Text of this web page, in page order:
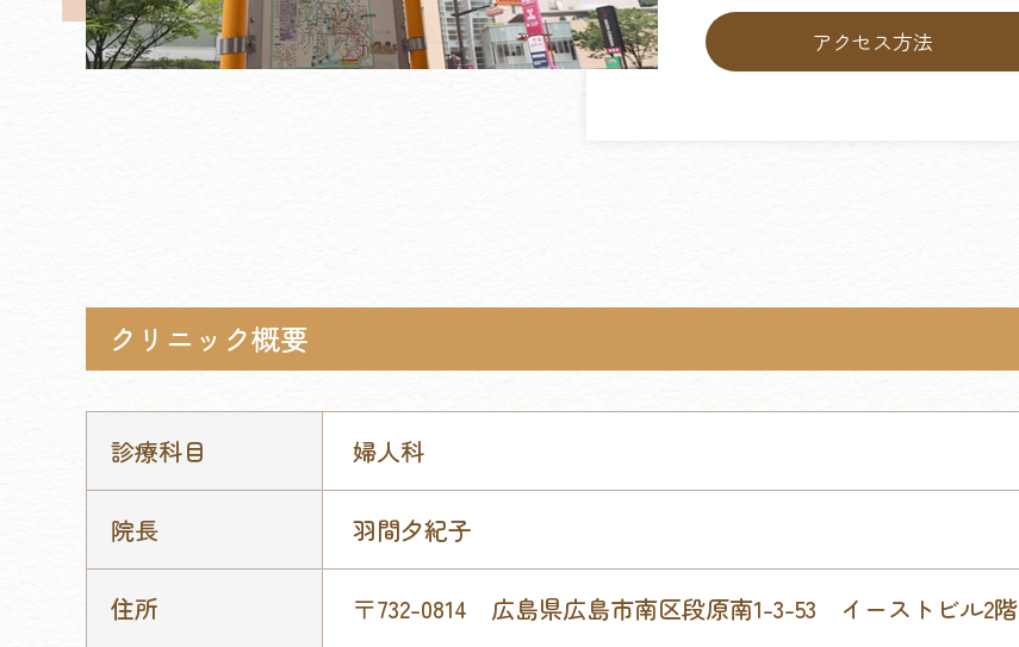
アクセス方法
クリニック概要
診療科目 婦人科
院長 羽間夕紀子
住所 〒732-0814 広島県広島市南区段原南1-3-53 イーストビル2階